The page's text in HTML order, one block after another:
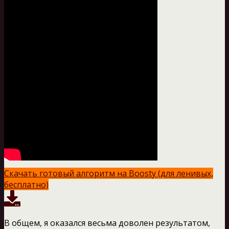
Скачать готовый алгоритм на Boosty (для ленивых,
бесплатно)
В общем, я оказался весьма доволен результатом,